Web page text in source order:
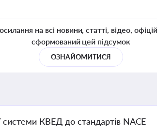
на всі новини, статті, відео,
сформований цей підсумок
ОЗНАЙОМИТИСЯ
системи КВЕД до стандартів NACE